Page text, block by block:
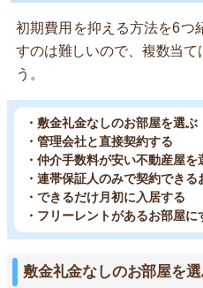
初期費用を抑える方法を6つ
すのは難しいので、複数当て
う。
・敷金礼金なしのお部屋を選ぶ
・管理会社と直接契約する
・仲介手数料が安い不動産屋を
・連帯保証人のみで契約でき
・できるだけ月初に入居する
・フリーレントがあるお部屋に
敷金礼金なしのお部屋を